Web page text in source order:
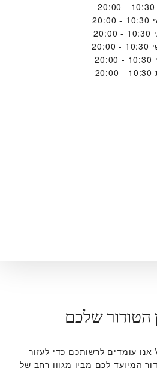
10:30 - 20:00
10:30 - 20:00
10:30 - 20:00
10:30 - 20:00
10:30 - 20:00
10:30 - 20:00
הטודור שלכם
ב‭VOLAKA LUXURY KOS‬ אנו עומדים לרשותכם כדי לעזור
המיועד לכם מבין מגוון רחב של